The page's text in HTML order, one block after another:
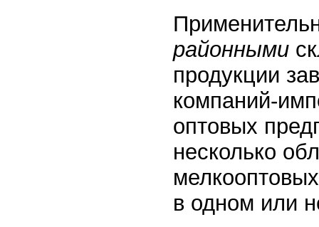
районными
продукции
компаний-
оптовых
несколько
в одном или